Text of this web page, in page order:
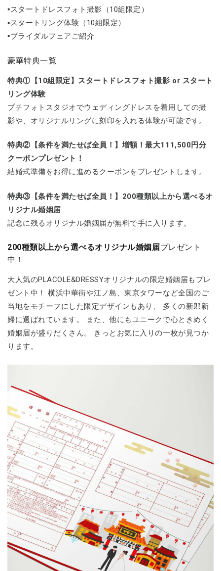
▪️スタートドレスフォト撮影（10組限定）
▪️スタートリング体験（10組限定）
▪️ブライダルフェアご紹介
豪華特典一覧
特典①【10組限定】スタートドレスフォト撮影 or スタート
リング体験
プチフォトスタジオでウェディングドレスを着用しての撮
影や、オリジナルリングに刻印を入れる体験が可能です。
特典②【条件を満たせば全員！】増額！最大111,500円分
クーポンプレゼント！
結婚式準備をお得に進めるクーポンをプレゼントします。
特典③【条件を満たせば全員！】200種類以上から選べるオ
リジナル婚姻届
記念に残るオリジナル婚姻届が無料で手に入ります。
200種類以上から選べるオリジナル婚姻届プレゼント
中！
大人気のPLACOLE&DRESSYオリジナルの限定婚姻届もプレ
ゼント中！ 横浜中華街や江ノ島、東京タワーなど全国のご
当地をモチーフにした限定デザインもあり、 多くの新郎新
婦に選ばれています。 また、他にもユニークで心ときめく
婚姻届が盛りだくさん。 きっとお気に入りの一枚が見つか
ります。